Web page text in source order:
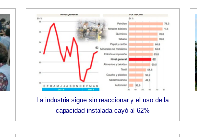
La industria sigue sin reaccionar y el uso de la
capacidad instalada cayó al 62%